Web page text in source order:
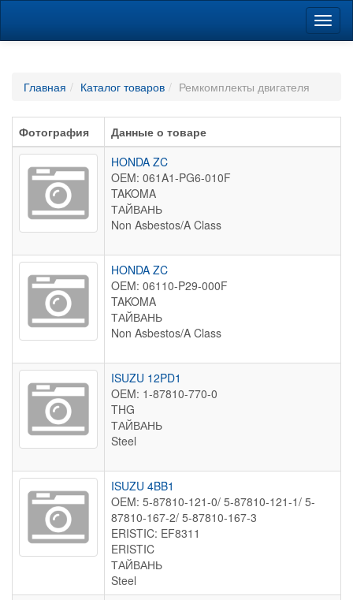
Главная Каталог товаров Ремкомплекты двигателя
Фотография Данные о товаре
HONDA ZC
OEM: 061A1-PG6-010F
TAKOMA
ТАЙВАНЬ
Non Asbestos/A Class
HONDA ZC
OEM: 06110-P29-000F
TAKOMA
ТАЙВАНЬ
Non Asbestos/A Class
ISUZU 12PD1
OEM: 1-87810-770-0
THG
ТАЙВАНЬ
Steel
ISUZU 4BB1
OEM: 5-87810-121-0/ 5-87810-121-1/ 5-
87810-167-2/ 5-87810-167-3
ERISTIC: EF8311
ERISTIC
ТАЙВАНЬ
Steel